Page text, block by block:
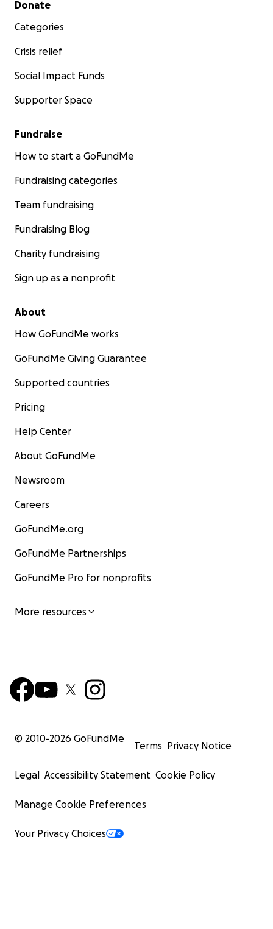
Donate
Categories
Crisis relief
Social Impact Funds
Supporter Space
Fundraise
How to start a GoFundMe
Fundraising categories
Team fundraising
Fundraising Blog
Charity fundraising
Sign up as a nonprofit
About
How GoFundMe works
GoFundMe Giving Guarantee
Supported countries
Pricing
Help Center
About GoFundMe
Newsroom
Careers
GoFundMe.org
GoFundMe Partnerships
GoFundMe Pro for nonprofits
More resources
© 2010-2026 GoFundMe
Terms Privacy Notice
Legal Accessibility Statement Cookie Policy
Manage Cookie Preferences
Your Privacy Choices